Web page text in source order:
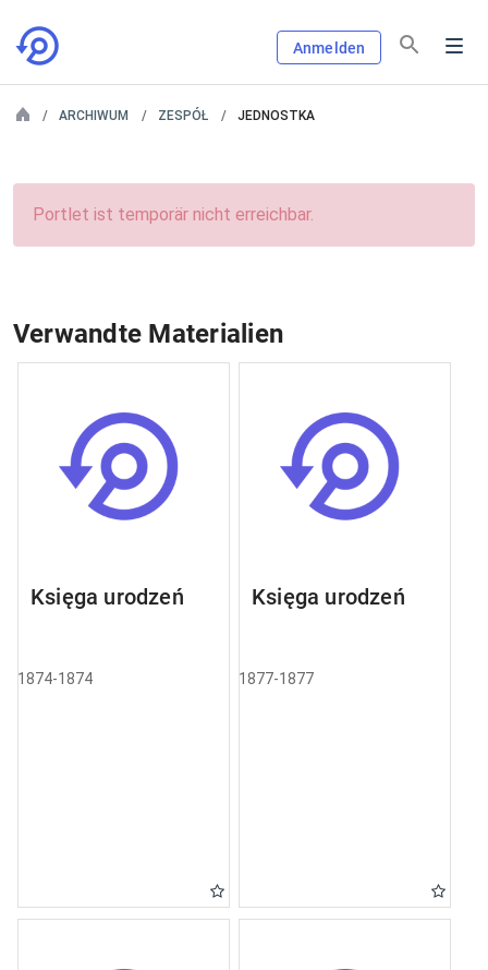
Anmelden
ARCHIWUM ZESPÓŁ JEDNOSTKA
Portlet ist temporär nicht erreichbar.
Verwandte Materialien
Księga urodzeń
1874-1874
Księga urodzeń
1877-1877